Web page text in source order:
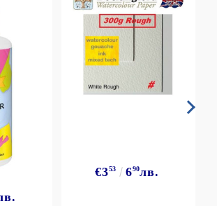
€353 690лв.